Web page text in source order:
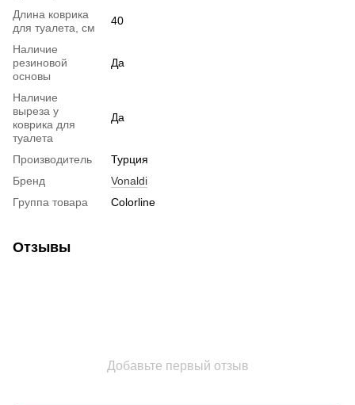
Длина коврика
для туалета, см
40
Наличие
резиновой
основы
Да
Наличие
выреза у
коврика для
туалета
Да
Производитель
Турция
Бренд
Vonaldi
Группа товара
Colorline
Отзывы
Добавьте первый отзыв